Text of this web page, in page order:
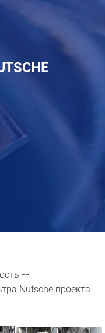
--
Nutsche проекта